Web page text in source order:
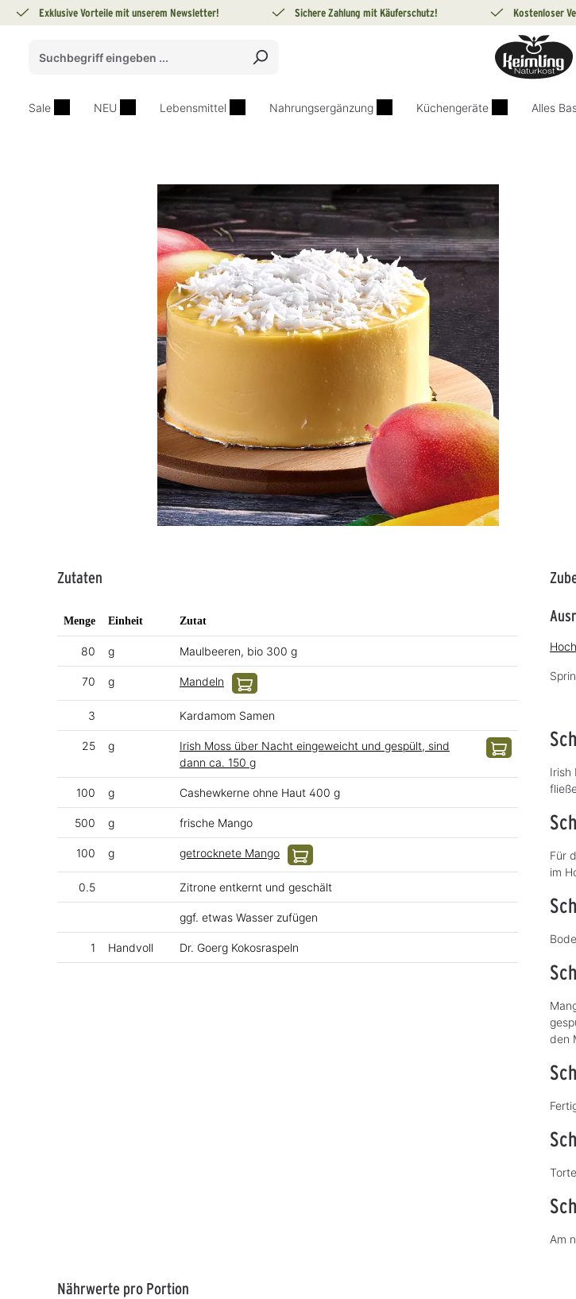
Zur Hauptnavigation springen
Exklusive Vorteile mit unserem Newsletter! Sichere Zahlung mit Käuferschutz! Kostenloser
Sale NEU Lebensmittel Nahrungsergänzung Küchengeräte Alles
Bildergalerie überspringen
Zutaten
Menge Einheit Zutat
80 g Maulbeeren, bio 300 g
70 g Mandeln
3 Kardamom Samen
25 g
Irish Moss über Nacht eingeweicht und gespült, sind
dann ca. 150 g
100 g Cashewkerne ohne Haut 400 g
500 g frische Mango
100 g getrocknete Mango
0.5 Zitrone entkernt und geschält
ggf. etwas Wasser zufügen
1 Handvoll Dr. Goerg Kokosraspeln
Irish
Für
im
den
Am
Nährwerte pro Portion